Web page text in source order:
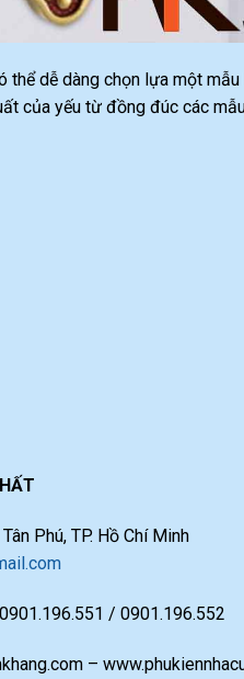
dễ dàng chọn lựa một
của yếu từ đồng đúc các
Phú, TP. Hồ Chí Minh
/ 0901.196.552
–